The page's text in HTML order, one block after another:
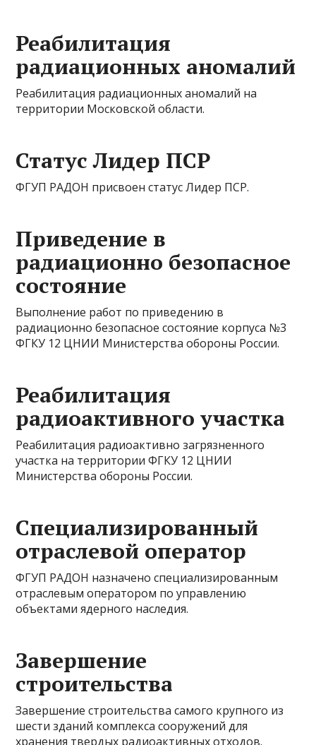
Реабилитация
радиационных аномалий
Реабилитация радиационных аномалий на
территории Московской области.
Статус Лидер ПСР
ФГУП РАДОН присвоен статус Лидер ПСР.
Приведение в
радиационно безопасное
состояние
Выполнение работ по приведению в
радиационно безопасное состояние корпуса №3
ФГКУ 12 ЦНИИ Министерства обороны России.
Реабилитация
радиоактивного участка
Реабилитация радиоактивно загрязненного
участка на территории ФГКУ 12 ЦНИИ
Министерства обороны России.
Специализированный
отраслевой оператор
ФГУП РАДОН назначено специализированным
отраслевым оператором по управлению
объектами ядерного наследия.
Завершение
строительства
Завершение строительства самого крупного из
шести зданий комплекса сооружений для
хранения твердых радиоактивных отходов.